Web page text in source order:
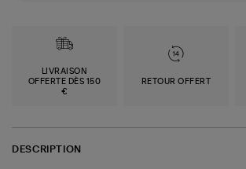
LIVRAISON
OFFERTE DÈS 150
€
RETOUR OFFERT
DESCRIPTION